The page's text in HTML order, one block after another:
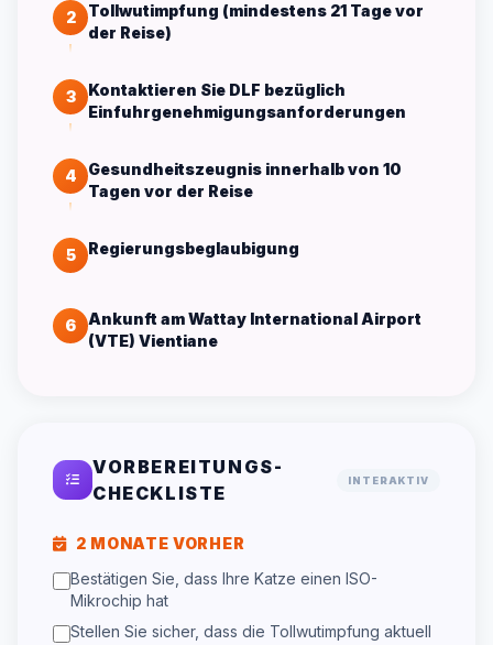
2
Tollwutimpfung (mindestens 21 Tage vor
der Reise)
3
Kontaktieren Sie DLF bezüglich
Einfuhrgenehmigungsanforderungen
4
Gesundheitszeugnis innerhalb von 10
Tagen vor der Reise
5 Regierungsbeglaubigung
6
Ankunft am Wattay International Airport
(VTE) Vientiane
VORBEREITUNGS-
CHECKLISTE
INTERAKTIV
2 MONATE VORHER
Bestätigen Sie, dass Ihre Katze einen ISO-
Mikrochip hat
Stellen Sie sicher, dass die Tollwutimpfung aktuell